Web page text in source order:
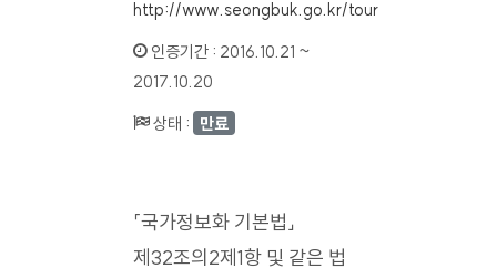
http://www.seongbuk.go.kr/tour
인증기간 : 2016.10.21 ~
2017.10.20
상태 : 만료
「국가정보화 기본법」
제32조의2제1항 및 같은 법